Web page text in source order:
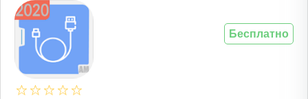
Бесплатно